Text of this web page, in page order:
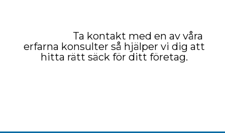
Ta kontakt med en av våra
erfarna konsulter så hjälper vi dig att
hitta rätt säck för ditt företag.